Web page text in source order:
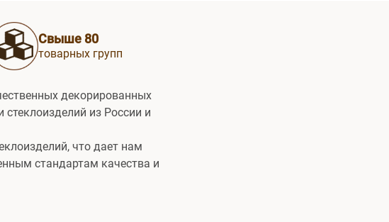
Свыше 80
товарных групп
декорированных
из России и
что дает нам
стандартам качества и